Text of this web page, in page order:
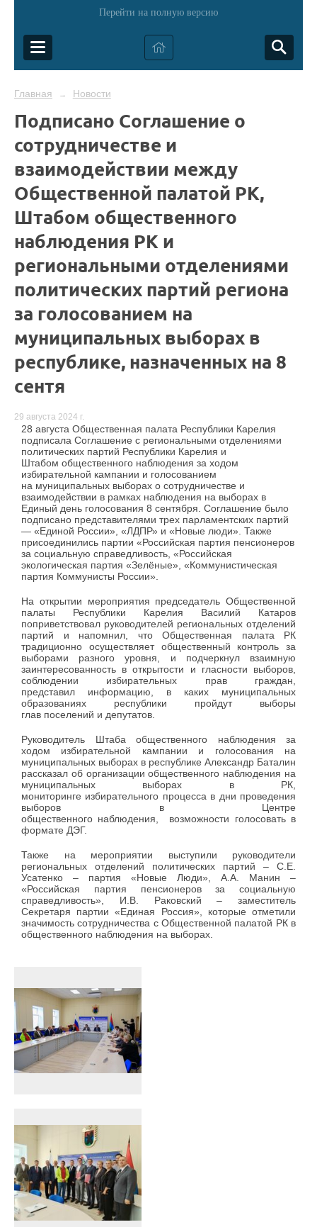
Перейти на полную версию
Главная → Новости
Подписано Соглашение о
сотрудничестве и
взаимодействии между
Общественной палатой РК,
Штабом общественного
наблюдения РК и
региональными отделениями
политических партий региона
за голосованием на
муниципальных выборах в
республике, назначенных на 8
сентя
29 августа 2024 г.
28 августа Общественная палата Республики Карелия
подписала Соглашение с региональными отделениями
политических партий Республики Карелия и
Штабом общественного наблюдения за ходом
избирательной кампании и голосованием
на муниципальных выборах о сотрудничестве и
взаимодействии в рамках наблюдения на выборах в
Единый день голосования 8 сентября. Соглашение было
подписано представителями трех парламентских партий
— «Единой России», «ЛДПР» и «Новые люди». Также
присоединились партии «Российская партия пенсионеров
за социальную справедливость, «Российская
экологическая партия «Зелёные», «Коммунистическая
партия Коммунисты России».
На открытии мероприятия председатель Общественной
палаты Республики Карелия Василий Катаров
поприветствовал руководителей региональных отделений
партий и напомнил, что Общественная палата РК
традиционно осуществляет общественный контроль за
выборами разного уровня, и подчеркнул взаимную
заинтересованность в открытости и гласности выборов,
соблюдении избирательных прав граждан,
представил информацию, в каких муниципальных
образованиях республики пройдут выборы
глав поселений и депутатов.
Руководитель Штаба общественного наблюдения за
ходом избирательной кампании и голосования на
муниципальных выборах в республике Александр Баталин
рассказал об организации общественного наблюдения на
муниципальных выборах в РК,
мониторинге избирательного процесса в дни проведения
выборов в Центре
общественного наблюдения, возможности голосовать в
формате ДЭГ.
Также на мероприятии выступили руководители
региональных отделений политических партий – С.Е.
Усатенко – партия «Новые Люди», А.А. Манин –
«Российская партия пенсионеров за социальную
справедливость», И.В. Раковский – заместитель
Секретаря партии «Единая Россия», которые отметили
значимость сотрудничества с Общественной палатой РК в
общественного наблюдения на выборах.